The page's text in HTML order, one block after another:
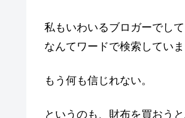
私もいわいるブロガーでし
なんてワードで検索していま
もう何も信じれない。
というのも、財布を買おう